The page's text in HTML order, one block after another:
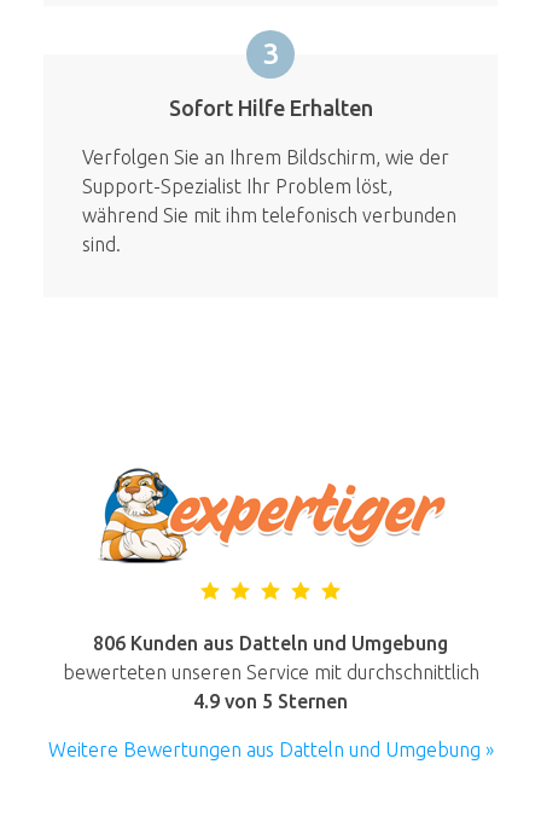
3
Sofort Hilfe Erhalten
Verfolgen Sie an Ihrem Bildschirm, wie der
Support-Spezialist Ihr Problem löst,
während Sie mit ihm telefonisch verbunden
sind.
806 Kunden aus Datteln und Umgebung
bewerteten unseren Service mit durchschnittlich
4.9 von 5 Sternen
Weitere Bewertungen aus Datteln und Umgebung »